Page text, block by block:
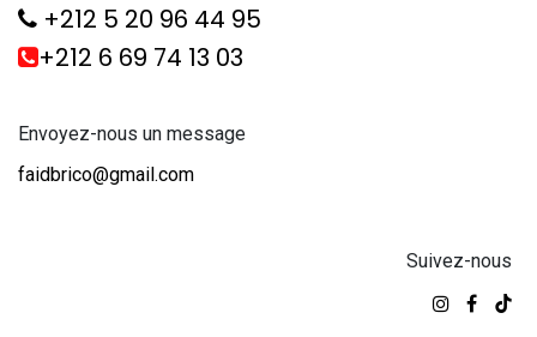
+212 5 20 96 44 95
+212 6 69 74 13 03
Envoyez-nous un message
faidbrico@gmail.com
Suivez-nous